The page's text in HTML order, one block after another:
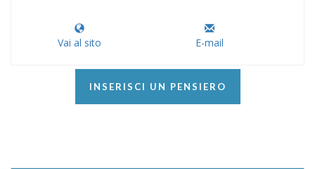
Vai al sito E-mail
INSERISCI UN PENSIERO